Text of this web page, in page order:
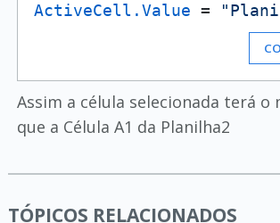
ActiveCell.Value =
Assim a célula selecionada terá o
que a Célula A1 da Planilha2
TÓPICOS RELACIONADOS